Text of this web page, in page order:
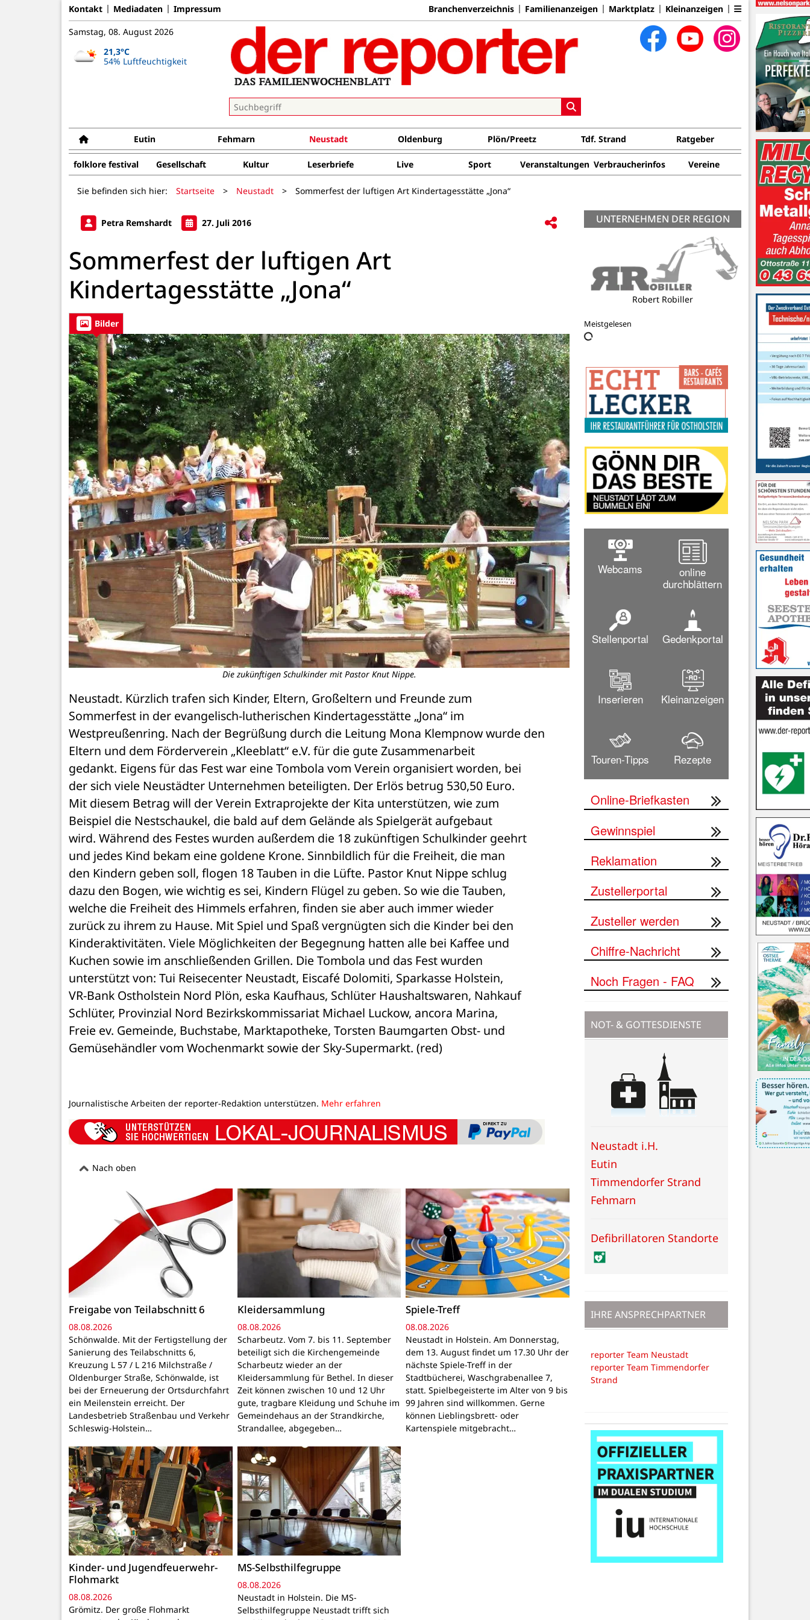
Kontakt Mediadaten Impressum Branchenverzeichnis Familienanzeigen Marktplatz Kleinanzeigen
Samstag, 08. August 2026
21,3°C
54% Luftfeuchtigkeit
Eutin Fehmarn Neustadt Oldenburg Plön/Preetz Tdf. Strand Ratgeber
folklore festival Gesellschaft Kultur Leserbriefe Live Sport Veranstaltungen Verbraucherinfos Vereine
Sie befinden sich hier: Startseite > Neustadt > Sommerfest der luftigen Art Kindertagesstätte „Jona“
Petra Remshardt 27. Juli 2016
Sommerfest der luftigen Art
Kindertagesstätte „Jona“
Bilder
Die zukünftigen Schulkinder mit Pastor Knut Nippe.
Neustadt. Kürzlich trafen sich Kinder, Eltern, Großeltern und Freunde zum
Sommerfest in der evangelisch-lutherischen Kindertagesstätte „Jona“ im
Westpreußenring. Nach der Begrüßung durch die Leitung Mona Klempnow wurde den
Eltern und dem Förderverein „Kleeblatt“ e.V. für die gute Zusammenarbeit
gedankt. Eigens für das Fest war eine Tombola vom Verein organisiert worden, bei
der sich viele Neustädter Unternehmen beteiligten. Der Erlös betrug 530,50 Euro.
Mit diesem Betrag will der Verein Extraprojekte der Kita unterstützen, wie zum
Beispiel die Nestschaukel, die bald auf dem Gelände als Spielgerät aufgebaut
wird. Während des Festes wurden außerdem die 18 zukünftigen Schulkinder geehrt
und jedes Kind bekam eine goldene Krone. Sinnbildlich für die Freiheit, die man
den Kindern geben soll, flogen 18 Tauben in die Lüfte. Pastor Knut Nippe schlug
dazu den Bogen, wie wichtig es sei, Kindern Flügel zu geben. So wie die Tauben,
welche die Freiheit des Himmels erfahren, finden sie aber auch immer wieder
zurück zu ihrem zu Hause. Mit Spiel und Spaß vergnügten sich die Kinder bei den
Kinderaktivitäten. Viele Möglichkeiten der Begegnung hatten alle bei Kaffee und
Kuchen sowie im anschließenden Grillen. Die Tombola und das Fest wurden
unterstützt von: Tui Reisecenter Neustadt, Eiscafé Dolomiti, Sparkasse Holstein,
VR-Bank Ostholstein Nord Plön, eska Kaufhaus, Schlüter Haushaltswaren, Nahkauf
Schlüter, Provinzial Nord Bezirkskommissariat Michael Luckow, ancora Marina,
Freie ev. Gemeinde, Buchstabe, Marktapotheke, Torsten Baumgarten Obst- und
Gemüsehändler vom Wochenmarkt sowie der Sky-Supermarkt. (red)
Journalistische Arbeiten der reporter-Redaktion unterstützen. Mehr erfahren
Nach oben
Freigabe von Teilabschnitt 6
08.08.2026
Schönwalde. Mit der Fertigstellung der
Sanierung des Teilabschnitts 6,
Kreuzung L 57 / L 216 Milchstraße /
Oldenburger Straße, Schönwalde, ist
bei der Erneuerung der Ortsdurchfahrt
ein Meilenstein erreicht. Der
Landesbetrieb Straßenbau und Verkehr
Schleswig-Holstein…
Kleidersammlung
08.08.2026
Scharbeutz. Vom 7. bis 11. September
beteiligt sich die Kirchengemeinde
Scharbeutz wieder an der
Kleidersammlung für Bethel. In dieser
Zeit können zwischen 10 und 12 Uhr
gute, tragbare Kleidung und Schuhe im
Gemeindehaus an der Strandkirche,
Strandallee, abgegeben…
Spiele-Treff
08.08.2026
Neustadt in Holstein. Am Donnerstag,
dem 13. August findet um 17.30 Uhr der
nächste Spiele-Treff in der
Stadtbücherei, Waschgrabenallee 7,
statt. Spielbegeisterte im Alter von 9 bis
99 Jahren sind willkommen. Gerne
können Lieblingsbrett- oder
Kartenspiele mitgebracht…
Kinder- und Jugendfeuerwehr-
Flohmarkt
08.08.2026
Grömitz. Der große Flohmarkt
MS-Selbsthilfegruppe
08.08.2026
Neustadt in Holstein. Die MS-
Selbsthilfegruppe Neustadt trifft sich
UNTERNEHMEN DER REGION
Friedrich-Hiller Schule
Meistgelesen
Webcams
online
durchblättern
Stellenportal Gedenkportal
Inserieren Kleinanzeigen
Touren-Tipps Rezepte
Online-Briefkasten
Gewinnspiel
Reklamation
Zustellerportal
Zusteller werden
Chiffre-Nachricht
Noch Fragen - FAQ
NOT- & GOTTESDIENSTE
Neustadt i.H.
Eutin
Timmendorfer Strand
Fehmarn
Defibrillatoren Standorte
IHRE ANSPRECHPARTNER
reporter Team Neustadt
reporter Team Timmendorfer
Strand